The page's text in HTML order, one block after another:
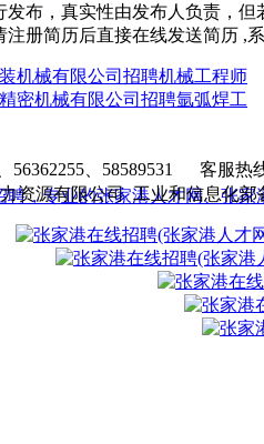
布，真实性由发布人负责，
册简历后直接在线发送简历 ,
机械有限公司招聘机械工程师
密机械有限公司招聘氩弧焊工
56362255、58589531
客服热线
资源有限公司工业和信息化部